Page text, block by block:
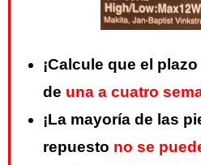
¡Calcule que el
de una a cuatro
¡La mayoría de las
repuesto no se